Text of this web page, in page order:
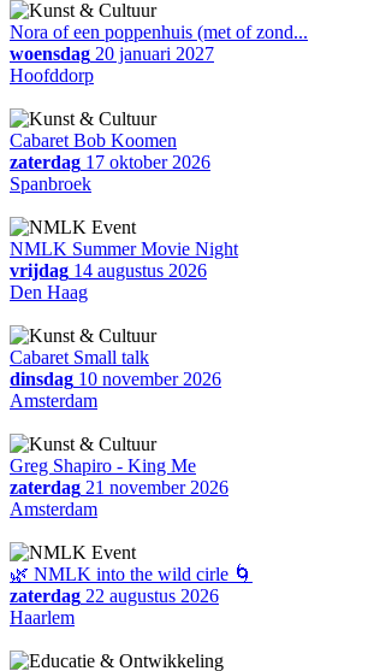
Nora of een poppenhuis (met of zond...
woensdag 20 januari 2027
Hoofddorp
Cabaret Bob Koomen
zaterdag 17 oktober 2026
Spanbroek
NMLK Summer Movie Night
vrijdag 14 augustus 2026
Den Haag
Cabaret Small talk
dinsdag 10 november 2026
Amsterdam
Greg Shapiro - King Me
zaterdag 21 november 2026
Amsterdam
🌿 NMLK into the wild cirle 🌀
zaterdag 22 augustus 2026
Haarlem